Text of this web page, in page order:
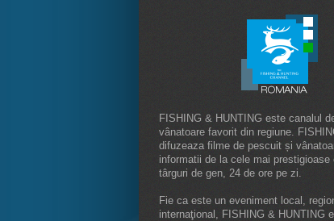
FISHING & HUNTING este canalul
vânatoare favorit din regiune.
difuzeaza filme de pescuit și
informatii de la cele mai prestigioase
târguri de gen, 24 de ore pe zi.
Fie ca este un eveniment local,
internaţional, FISHING & HUNTING